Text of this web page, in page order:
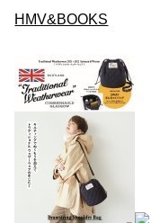
HMV&BOOKS